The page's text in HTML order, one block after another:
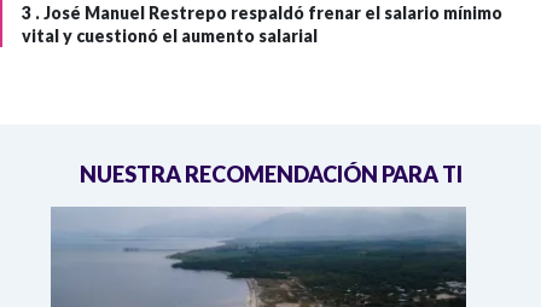
3 .José Manuel Restrepo respaldó frenar el salario mínimo
vital y cuestionó el aumento salarial
NUESTRA RECOMENDACIÓN PARA TI